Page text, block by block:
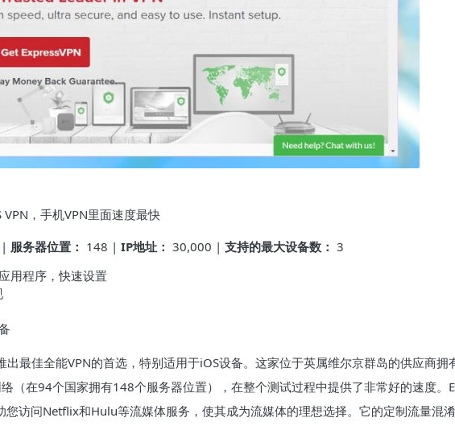
，手机VPN里面速度最快
服务器位置： 148 | IP地址： 30,000 | 支持的最大设备数： 3
用程序，快速设置
出最佳全能VPN的首选，特别适用于iOS设备。这家位于英属维尔京群岛的供应商拥
（在94个国家拥有148个服务器位置），在整个测试过程中提供了非常好的速度。
您访问Netflix和Hulu等流媒体服务，使其成为流媒体的理想选择。它的定制流量混淆